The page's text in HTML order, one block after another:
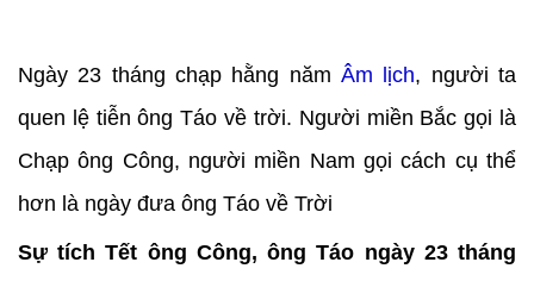
Ngày 23 tháng chạp hằng năm Âm lịch, người ta
quen lệ tiễn ông Táo về trời. Người miền Bắc gọi là
Chạp ông Công, người miền Nam gọi cách cụ thể
hơn là ngày đưa ông Táo về Trời
Sự tích Tết ông Công, ông Táo ngày 23 tháng